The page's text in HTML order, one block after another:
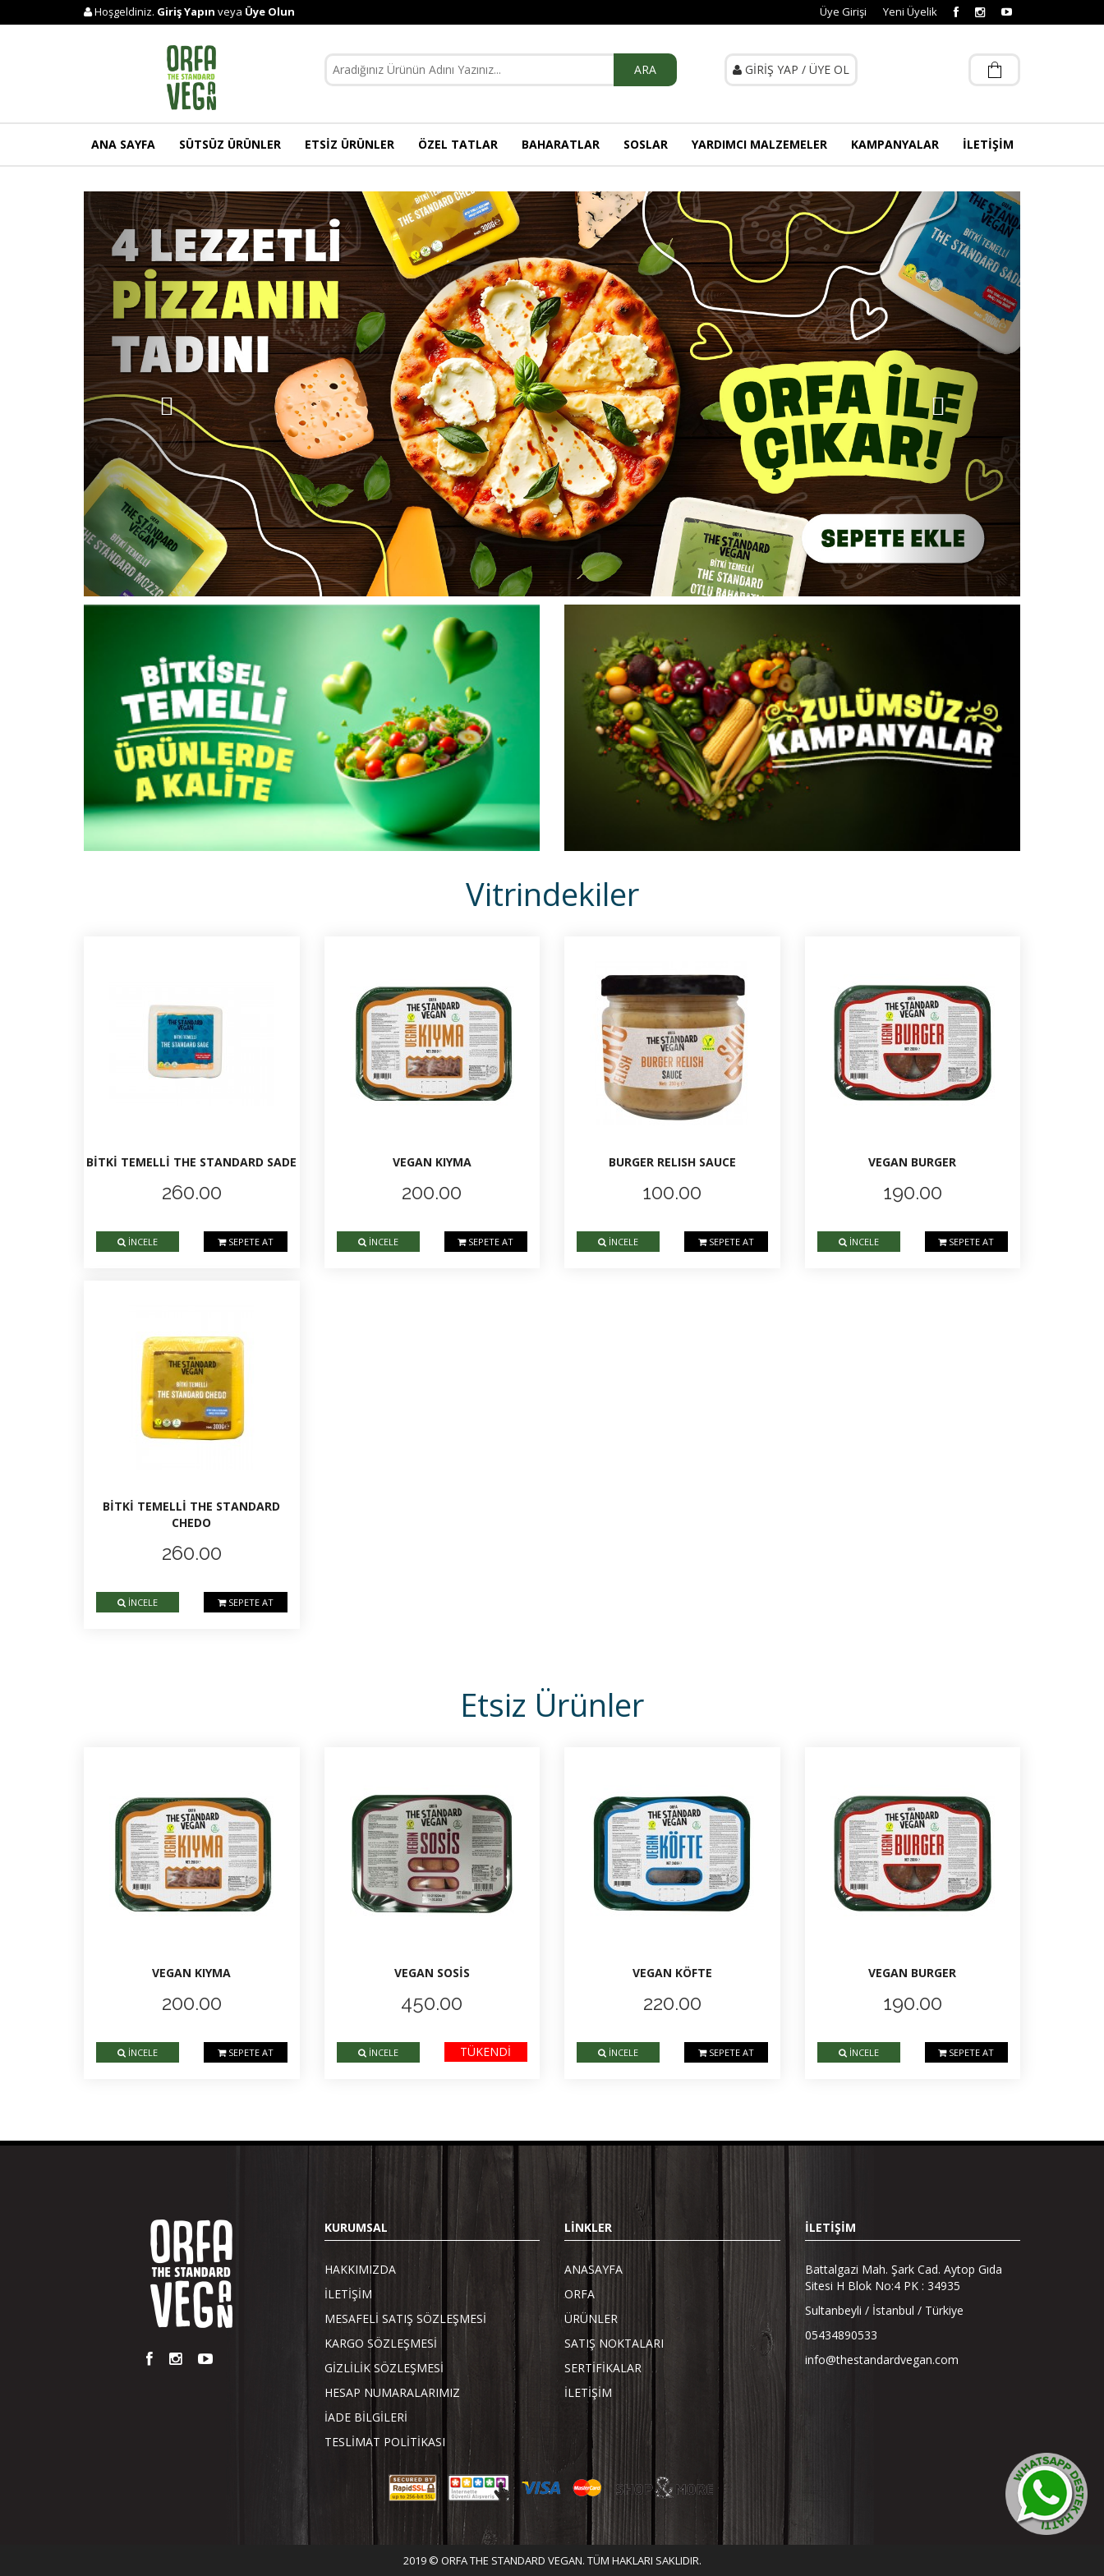
Hoşgeldiniz. Giriş Yapın veya Üye Olun Üye Girişi Yeni Üyelik
ARA GİRİŞ YAP / ÜYE OL
ANA SAYFA SÜTSÜZ ÜRÜNLER ETSİZ ÜRÜNLER ÖZEL TATLAR BAHARATLAR SOSLAR YARDIMCI MALZEMELER KAMPANYALAR İLETİŞİM
Previous Next
Vitrindekiler
BİTKİ TEMELLİ THE STANDARD SADE
260.00
İNCELE SEPETE AT
VEGAN KIYMA
200.00
İNCELE SEPETE AT
BURGER RELISH SAUCE
100.00
İNCELE SEPETE AT
VEGAN BURGER
190.00
İNCELE SEPETE AT
BİTKİ TEMELLİ THE STANDARD
CHEDO
260.00
İNCELE SEPETE AT
Etsiz Ürünler
VEGAN KIYMA
200.00
İNCELE SEPETE AT
VEGAN SOSİS
450.00
İNCELE TÜKENDİ
VEGAN KÖFTE
220.00
İNCELE SEPETE AT
VEGAN BURGER
190.00
İNCELE SEPETE AT
KURUMSAL
HAKKIMIZDA
İLETİŞİM
MESAFELİ SATIŞ SÖZLEŞMESİ
KARGO SÖZLEŞMESİ
GİZLİLİK SÖZLEŞMESİ
HESAP NUMARALARIMIZ
İADE BİLGİLERİ
TESLİMAT POLİTİKASI
LİNKLER
ANASAYFA
ORFA
ÜRÜNLER
SATIŞ NOKTALARI
SERTİFİKALAR
İLETİŞİM
İLETİŞİM
Battalgazi Mah. Şark Cad. Aytop Gıda
Sitesi H Blok No:4 PK : 34935
Sultanbeyli / İstanbul / Türkiye
05434890533
info@thestandardvegan.com
2019 © ORFA THE STANDARD VEGAN. TÜM HAKLARI SAKLIDIR.